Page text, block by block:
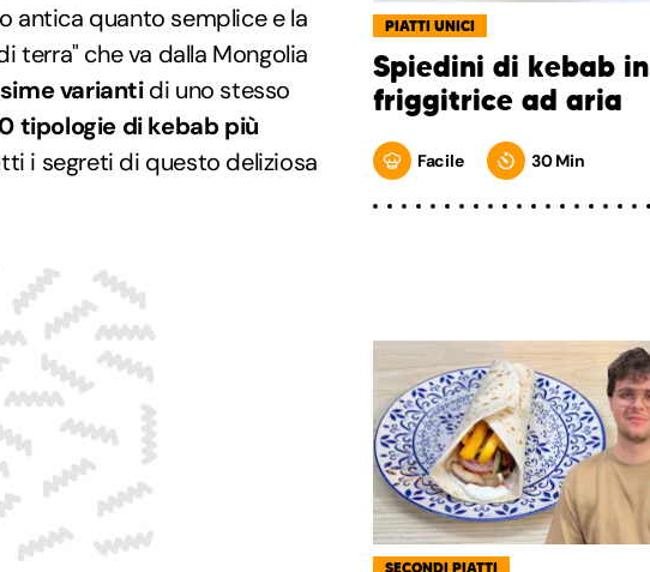
antica quanto semplice e la
terra" che va dalla Mongolia
variantidi uno stesso
tipologie di kebab più
i segreti di questo deliziosa
PIATTI UNICI
Spiedini di kebab in
friggitrice ad aria
Facile 30 Min
SECONDI PIATTI